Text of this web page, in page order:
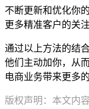
不断更新和优化你
更多精准客户的关
通过以上方法的结
他们主动加你，从
电商业务带来更多
版权声明：本文内